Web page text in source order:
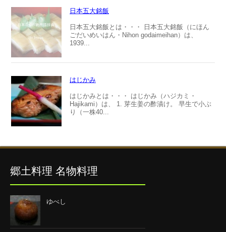
日本五大銘飯
日本五大銘飯とは・・・ 日本五大銘飯（にほん
ごだいめいはん・Nihon godaimeihan）は、
1939...
はじかみ
はじかみとは・・・ はじかみ（ハジカミ・
Hajikami）は、 1. 芽生姜の酢漬け。 早生で小ぶ
り（一株40...
郷土料理 名物料理
ゆべし